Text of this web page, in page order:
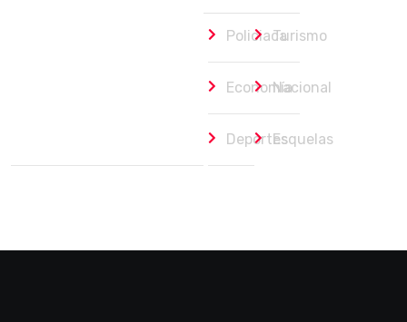
PoliciacaTurismo
EconomíaNacional
DeportesEsquelas